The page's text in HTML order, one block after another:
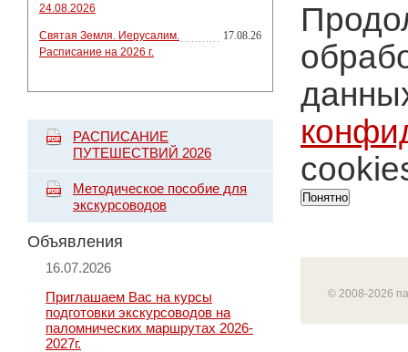
24.08.2026
Святая Земля. Иерусалим.
Расписание на 2026 г.
17.08.26
РАСПИСАНИЕ
ПУТЕШЕСТВИЙ 2026
Методическое пособие для
экскурсоводов
Объявления
16.07.2026
Приглашаем Вас на курсы
подготовки экскурсоводов на
паломнических маршрутах 2026-
2027г.
Понятно
© 2008-2026